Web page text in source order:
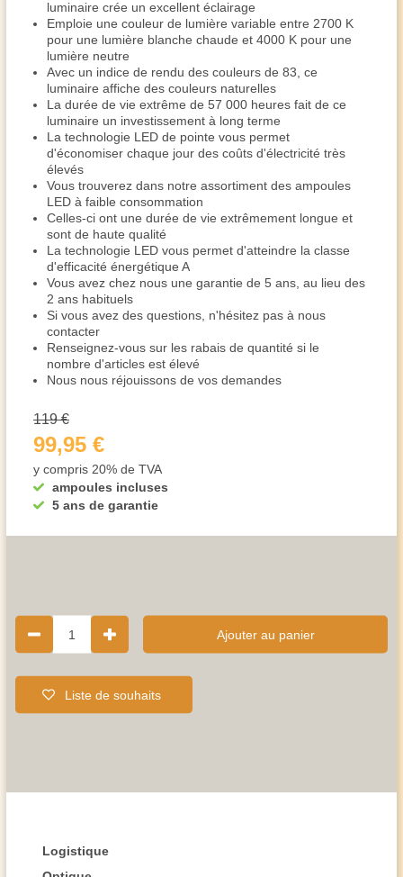
luminaire crée un excellent éclairage
Emploie une couleur de lumière variable entre 2700 K
pour une lumière blanche chaude et 4000 K pour une
lumière neutre
Avec un indice de rendu des couleurs de 83, ce
luminaire affiche des couleurs naturelles
La durée de vie extrême de 57 000 heures fait de ce
luminaire un investissement à long terme
La technologie LED de pointe vous permet
d'économiser chaque jour des coûts d'électricité très
élevés
Vous trouverez dans notre assortiment des ampoules
LED à faible consommation
Celles-ci ont une durée de vie extrêmement longue et
sont de haute qualité
La technologie LED vous permet d'atteindre la classe
d'efficacité énergétique A
Vous avez chez nous une garantie de 5 ans, au lieu des
2 ans habituels
Si vous avez des questions, n'hésitez pas à nous
contacter
Renseignez-vous sur les rabais de quantité si le
nombre d'articles est élevé
Nous nous réjouissons de vos demandes
ampoules incluses
5 ans de garantie
119 €
99,95 €
y compris 20% de TVA
1 Ajouter au panier
Liste de souhaits
Logistique